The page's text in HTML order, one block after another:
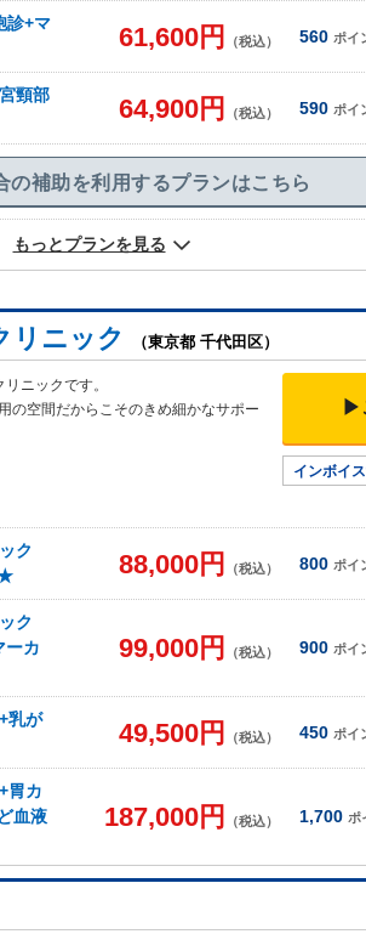
診+マ
61,600円 （税込） 560 ポイ
頸部
64,900円 （税込） 590 ポイ
の補助を利用するプランはこちら
もっとプランを見る
ニック （東京都 千代田区）
ニックです。
の空間だからこそのきめ細かなサポー
▶
インボイ
ク
★
88,000円 （税込） 800 ポイ
ク
ーカ
99,000円 （税込） 900 ポイ
乳が
49,500円 （税込） 450 ポイ
胃カ
血液
187,000円 （税込） 1,700 ポ